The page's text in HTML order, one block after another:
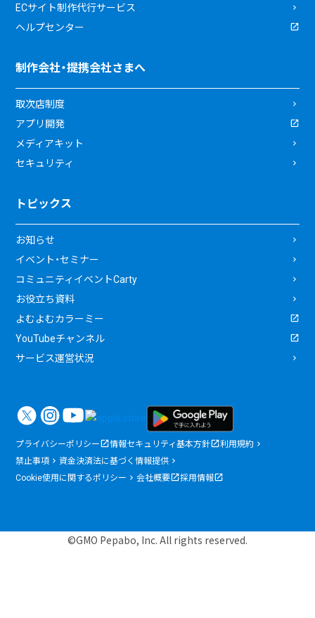
ECサイト制作代行サービス
ヘルプセンター
制作会社・提携会社さまへ
取次店制度
アプリ開発
メディアキット
セキュリティ
トピックス
お知らせ
イベント・セミナー
コミュニティイベントCarty
お役立ち資料
よむよむカラーミー
YouTubeチャンネル
サービス運営状況
プライバシーポリシー 情報セキュリティ基本方針
利用規約
禁止事項
資金決済法に基づく情報提供
Cookie使用に関するポリシー
会社概要 採用情報
©GMO Pepabo, Inc. All rights reserved.